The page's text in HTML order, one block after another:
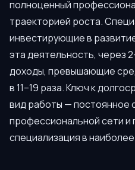
полноценный
траекторией роста.
инвестирующие в
эта деятельность, через
доходы, превышающие
в 11–19 раза. Ключ к
вид работы — постоянное
профессиональной сети и
специализация в